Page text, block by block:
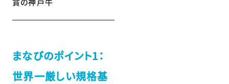
まなびのポイント1：
世界一厳しい規格基